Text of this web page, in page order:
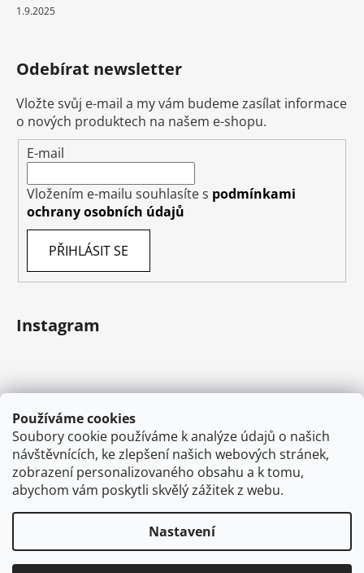
Používáme cookies
Soubory cookie používáme k analýze údajů o našich
návštěvnících, ke zlepšení našich webových stránek,
zobrazení personalizovaného obsahu a k tomu,
abychom vám poskytli skvělý zážitek z webu.
Nastavení
1.9.2025
Odebírat newsletter
Vložte svůj e-mail a my vám budeme zasílat informace
o nových produktech na našem e-shopu.
E-mail
Vložením e-mailu souhlasíte s podmínkami
ochrany osobních údajů
PŘIHLÁSIT SE
Instagram
Sledovat na Instagramu